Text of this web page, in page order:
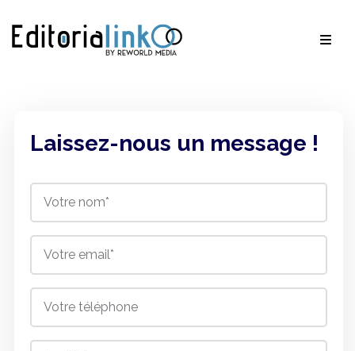
Laissez-nous un message !